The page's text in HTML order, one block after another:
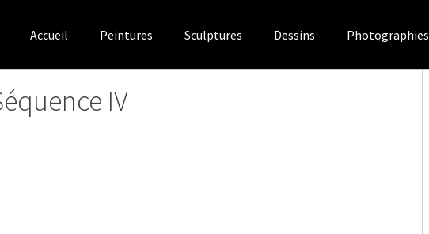
Accueil Peintures Sculptures Dessins Photographies
IV